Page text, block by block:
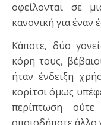
οφείλονται σε
κανονική για έναν
Κάποτε, δύο
κόρη τους,
ήταν ένδειξη
κορίτσι όμως
περίπτωση